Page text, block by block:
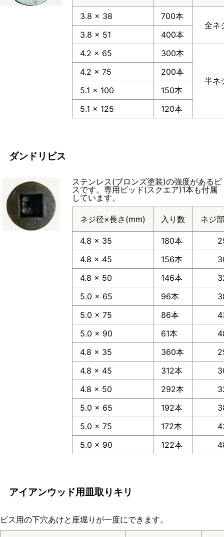
3.8 × 38
700本
全ネ
3.8 × 51
400本
4.2 × 65
300本
半ネ
4.2 × 75
200本
5.1 × 100
150本
5.1 × 125
120本
ダンドリビス
ステンレス(ブロンズ塗装)の強度があるビ
スです。専用ビッド(スクエア)1本も付属
しています。
ネジ径×長さ(mm) 入り数 ネジ
4.8 × 35 180本
4.8 × 45
156本
4.8 × 50
146本
5.0 × 65
96本
5.0 × 75
86本
5.0 × 90
61本
4.8 × 35
360本
4.8 × 45
312本
4.8 × 50
292本
5.0 × 65
192本
5.0 × 75
172本
5.0 × 90
122本
アイアンウッド用皿取りキリ
ビス用の下穴あけと座堀りが一度にできます。